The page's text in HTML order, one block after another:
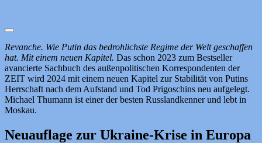
Revanche. Wie Putin das bedrohlichste Regime der Welt geschaffen
hat. Mit einem neuen Kapitel. Das schon 2023 zum Bestseller
avancierte Sachbuch des außenpolitischen Korrespondenten der
ZEIT wird 2024 mit einem neuen Kapitel zur Stabilität von Putins
Herrschaft nach dem Aufstand und Tod Prigoschins neu aufgelegt.
Michael Thumann ist einer der besten Russlandkenner und lebt in
Moskau.
Neuauflage zur Ukraine-Krise in Europa